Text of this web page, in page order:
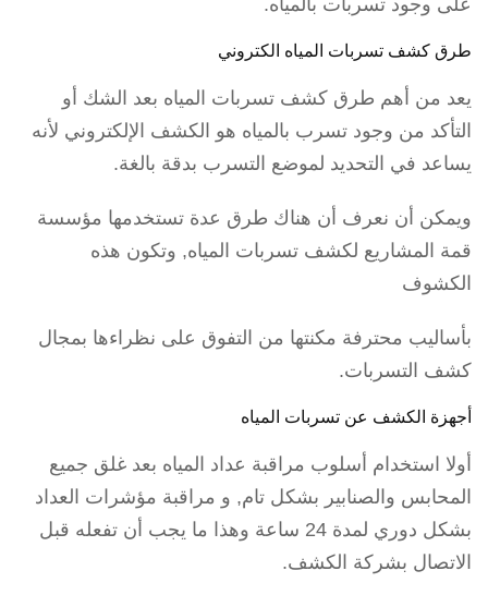
طرق كشف تسربات المياه الكتروني
يعد من أهم طرق كشف تسربات المياه بعد الشك أو
التأكد من وجود تسرب بالمياه هو الكشف الإلكتروني لأنه
يساعد في التحديد لموضع التسرب بدقة بالغة.
ويمكن أن نعرف أن هناك طرق عدة تستخدمها مؤسسة
قمة المشاريع لكشف تسربات المياه, وتكون هذه
الكشوف
بأساليب محترفة مكنتها من التفوق على نظراءها بمجال
كشف التسربات.
أجهزة الكشف عن تسربات المياه
أولا استخدام أسلوب مراقبة عداد المياه بعد غلق جميع
المحابس والصنابير بشكل تام, و مراقبة مؤشرات العداد
بشكل دوري لمدة 24 ساعة وهذا ما يجب أن تفعله قبل
الاتصال بشركة الكشف.